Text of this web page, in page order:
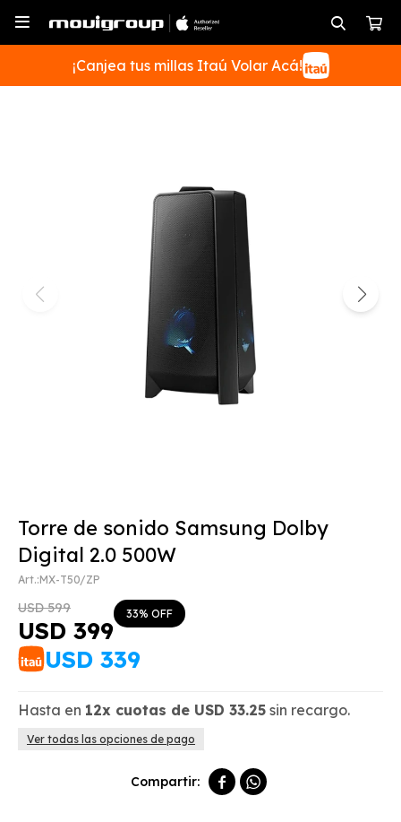

¡Canjea tus millas Itaú Volar Acá!
Torre de sonido Samsung Dolby
Digital 2.0 500W
MX-T50/ZP
USD 399
USD 599 33
USD 339
Hasta en 12x cuotas de USD 33.25 sin recargo.
Ver todas las opciones de pago
 
SUSCRIBIRME